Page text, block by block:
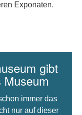
Exponaten.
gibt
Museum
immer das
nur auf dieser